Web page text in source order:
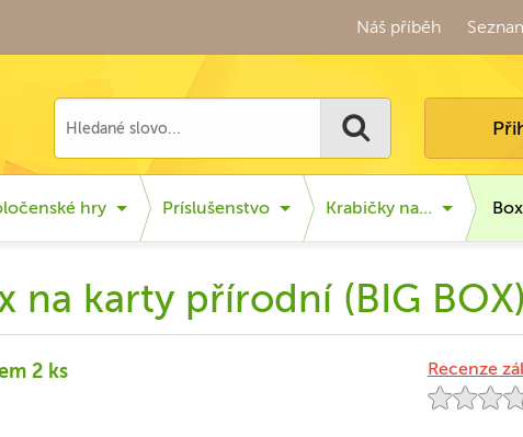
Náš příběh
hry Príslušenstvo Krabičky na…
na karty přírodní (BIG BOX)
2 ks Recenze